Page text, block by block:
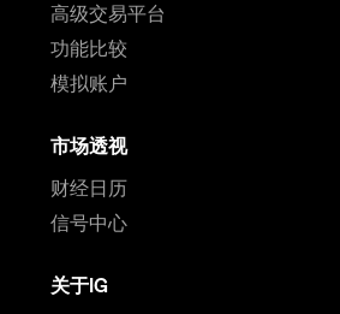
高级交易平台
功能比较
模拟账户
市场透视
财经日历
信号中心
关于IG